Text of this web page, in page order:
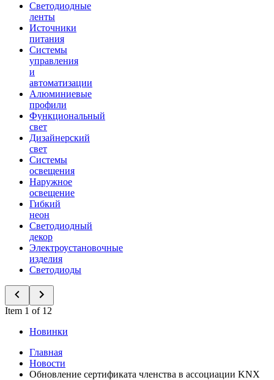
Светодиодные
ленты
Источники
питания
Системы
управления
и
автоматизации
Алюминиевые
профили
Функциональный
свет
Дизайнерский
свет
Системы
освещения
Наружное
освещение
Гибкий
неон
Светодиодный
декор
Электроустановочные
изделия
Светодиоды
Item 1 of 12
Новинки
Главная
Новости
Обновление сертификата членства в ассоциации KNX